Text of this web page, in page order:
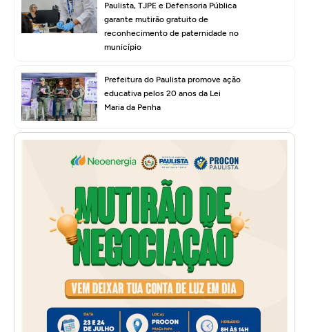
Paulista, TJPE e Defensoria Pública
garante mutirão gratuito de
reconhecimento de paternidade no
município
Prefeitura do Paulista promove ação
educativa pelos 20 anos da Lei
Maria da Penha